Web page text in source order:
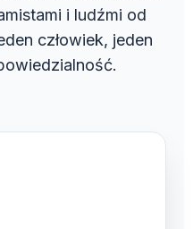
i ludźmi od
człowiek, jeden